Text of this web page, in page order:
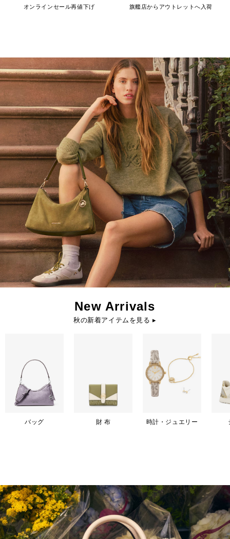
オンラインセール再値下げ 旗艦店からアウトレットへ入荷
New Arrivals
秋の新着アイテムを見る ▸
バッグ 財 布 時計・ジュエリー